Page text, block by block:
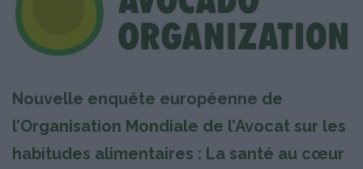
Nouvelle enquête européenne de
l’Organisation Mondiale de l’Avocat sur les
habitudes alimentaires : La santé au cœur